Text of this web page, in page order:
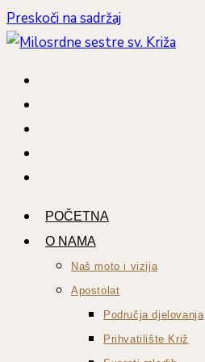
Preskoči na sadržaj
POČETNA
O NAMA
Naš moto i vizija
Apostolat
Područja djelovanja
Prihvatilište Križ